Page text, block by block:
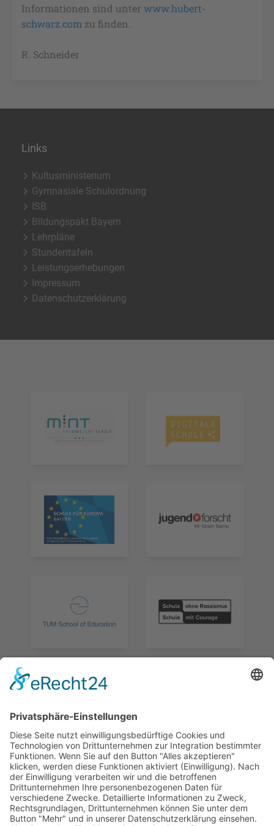
Informationen sind unter www.hubert-
schwarz.com zu finden.
R. Schneider
Links
Kultusministerium
Gymnasiale Schulordnung
ISB
Bildungspakt Bayern
Lehrpläne
Stundentafeln
Leistungserhebungen
Impressum
Datenschutzerklärung